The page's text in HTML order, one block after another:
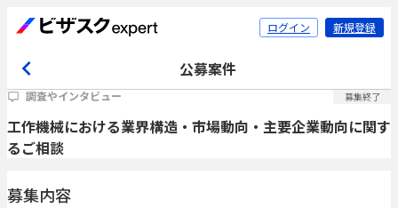
ログイン 新規登録
公募案件
調査やインタビュー 募集終了
工作機械における業界構造・市場動向・主要企業動向に関す
るご相談
募集内容